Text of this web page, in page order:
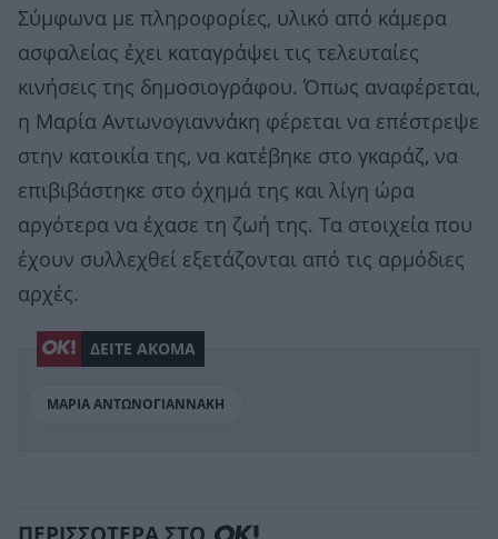
Σύμφωνα με πληροφορίες, υλικό από κάμερα
ασφαλείας έχει καταγράψει τις τελευταίες
κινήσεις της δημοσιογράφου. Όπως αναφέρεται,
η Μαρία Αντωνογιαννάκη φέρεται να επέστρεψε
στην κατοικία της, να κατέβηκε στο γκαράζ, να
επιβιβάστηκε στο όχημά της και λίγη ώρα
αργότερα να έχασε τη ζωή της. Τα στοιχεία που
έχουν συλλεχθεί εξετάζονται από τις αρμόδιες
αρχές.
ΔΕΙΤΕ ΑΚΟΜΑ
ΜΑΡΙΑ ΑΝΤΩΝΟΓΙΑΝΝΑΚΗ